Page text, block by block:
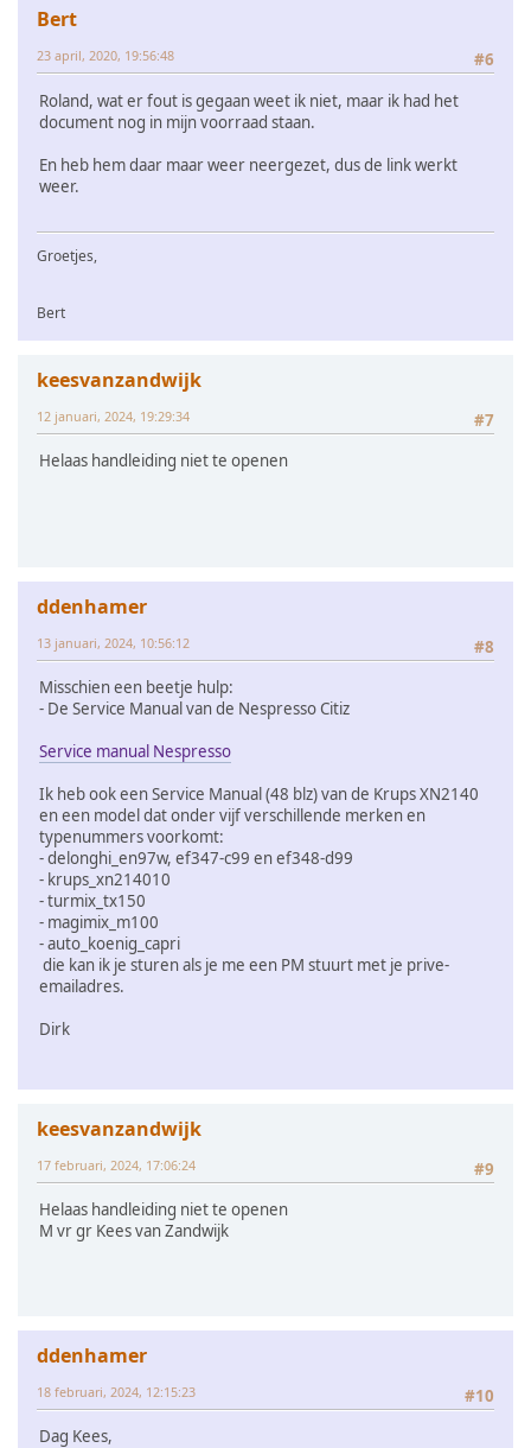
Bert
#6
23 april, 2020, 19:56:48
Roland, wat er fout is gegaan weet ik niet, maar ik had het
document nog in mijn voorraad staan.
En heb hem daar maar weer neergezet, dus de link werkt
weer.
Groetjes,
Bert
keesvanzandwijk
#7
12 januari, 2024, 19:29:34
Helaas handleiding niet te openen
ddenhamer
#8
13 januari, 2024, 10:56:12
Misschien een beetje hulp:
- De Service Manual van de Nespresso Citiz
Service manual Nespresso
Ik heb ook een Service Manual (48 blz) van de Krups XN2140
en een model dat onder vijf verschillende merken en
typenummers voorkomt:
- delonghi_en97w, ef347-c99 en ef348-d99
- krups_xn214010
- turmix_tx150
- magimix_m100
- auto_koenig_capri
die kan ik je sturen als je me een PM stuurt met je prive-
emailadres.
Dirk
keesvanzandwijk
#9
17 februari, 2024, 17:06:24
Helaas handleiding niet te openen
M vr gr Kees van Zandwijk
ddenhamer
#10
18 februari, 2024, 12:15:23
Dag Kees,